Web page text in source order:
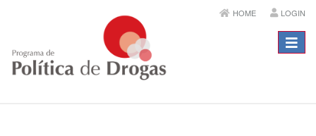
HOME LOGIN
Menú